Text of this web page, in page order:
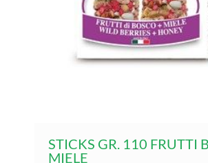
STICKS GR. 110 FRUTTI
MIELE